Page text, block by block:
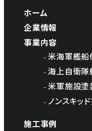
ホーム
企業情報
事業内容
米海軍艦
海上自衛隊
米軍施設塗
ノンスキッ
施工事例